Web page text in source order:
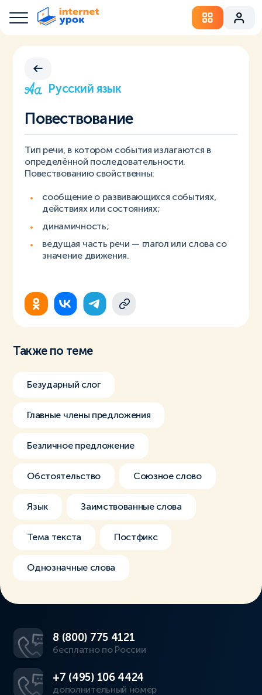
Русский язык
Повествование
Тип речи, в котором события излагаются в
определённой последовательности.
Повествованию свойственны:
сообщение о развивающихся событиях,
действиях или состояниях;
динамичность;
ведущая часть речи — глагол или слова со
значение движения.
Также по теме
Безударный слог
Главные члены предложения
Безличное предложение
Обстоятельство Союзное слово
Язык Заимствованные слова
Тема текста Постфикс
Однозначные слова
8 (800) 775 4121
бесплатно по России
+7 (495) 106 4424
дополнительный номер